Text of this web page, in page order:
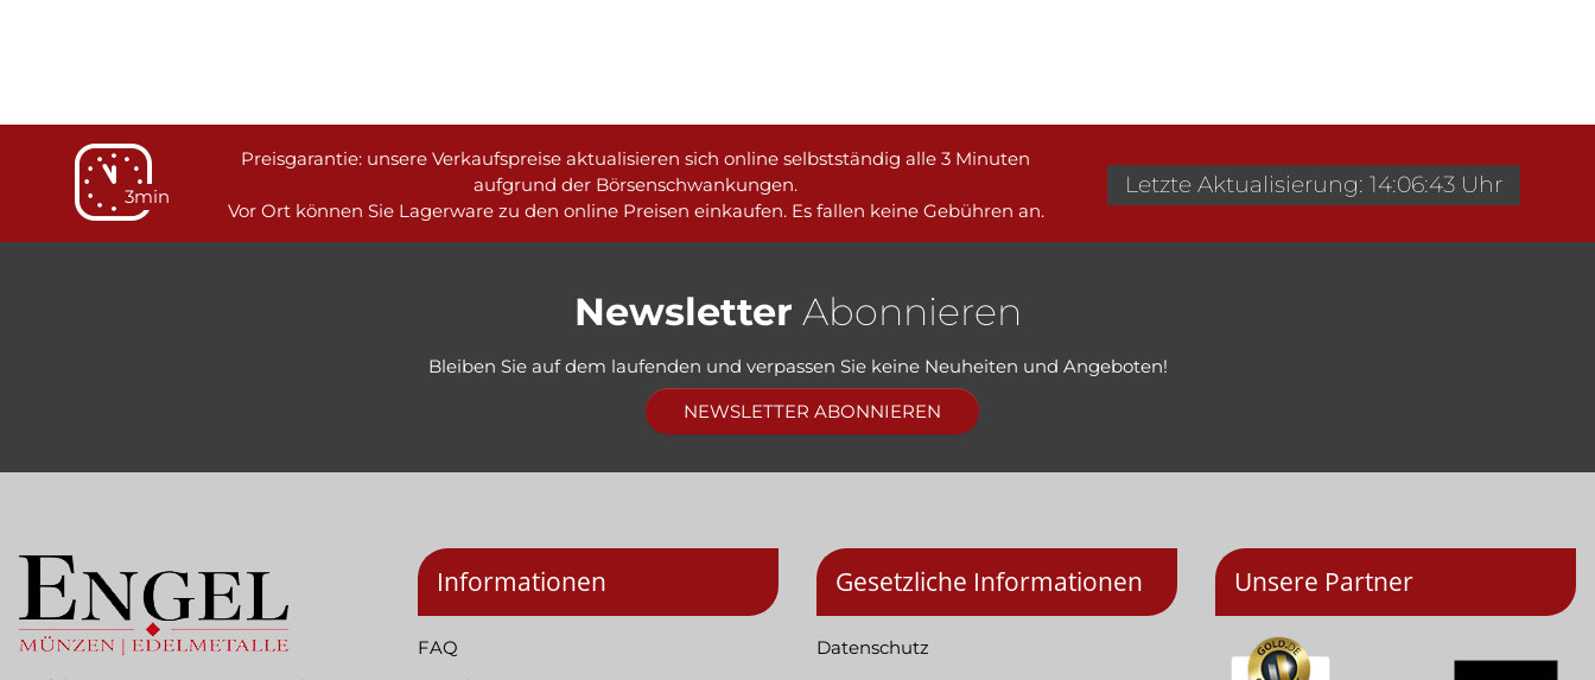
3min
Preisgarantie: unsere Verkaufspreise aktualisieren sich online selbstständig alle 3 Minuten
aufgrund der Börsenschwankungen.
Vor Ort können Sie Lagerware zu den online Preisen einkaufen. Es fallen keine Gebühren an.
Letzte Aktualisierung: 14:06:43 Uhr
Newsletter Abonnieren
Bleiben Sie auf dem laufenden und verpassen Sie keine Neuheiten und Angeboten!
NEWSLETTER ABONNIEREN
Informationen
FAQ
Gesetzliche Informationen
Datenschutz
Unsere Partner